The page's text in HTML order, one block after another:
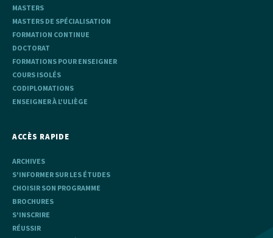
MASTERS
MASTERS DE SPÉCIALISATION
FORMATION CONTINUE
DOCTORAT
FORMATIONS POUR ENSEIGNER
COURS ISOLÉS
CODIPLOMATIONS
ENSEIGNER À L'ULIÈGE
ACCÈS RAPIDE
ARCHIVES
S'INFORMER SUR LES ÉTUDES
CHOISIR SON PROGRAMME
BROCHURES
S'INSCRIRE
RÉUSSIR